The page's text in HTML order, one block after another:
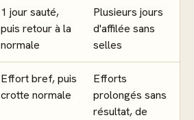
1 jour sauté,
puis retour à la
normale
Plusieurs jours
d'affilée sans
selles
Effort bref, puis
crotte normale
Efforts
prolongés sans
résultat, de